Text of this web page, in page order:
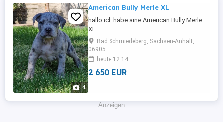
4
American Bully Merle XL
hallo ich habe aine American Bully Merle
XL
Bad Schmiedeberg, Sachsen-Anhalt,
06905
heute 12:14
2 650 EUR
Anzeigen